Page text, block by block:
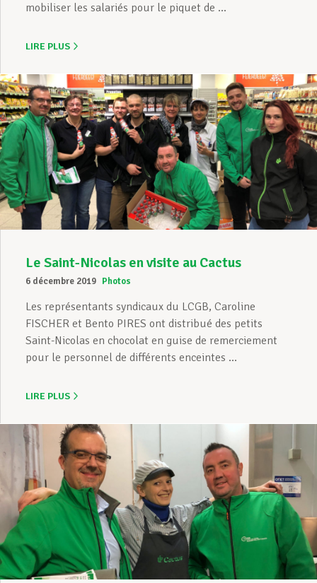
mobiliser les salariés pour le piquet de ...
LIRE PLUS
Le Saint-Nicolas en visite au Cactus
6 décembre 2019 Photos
Les représentants syndicaux du LCGB, Caroline
FISCHER et Bento PIRES ont distribué des petits
Saint-Nicolas en chocolat en guise de remerciement
pour le personnel de différents enceintes ...
LIRE PLUS